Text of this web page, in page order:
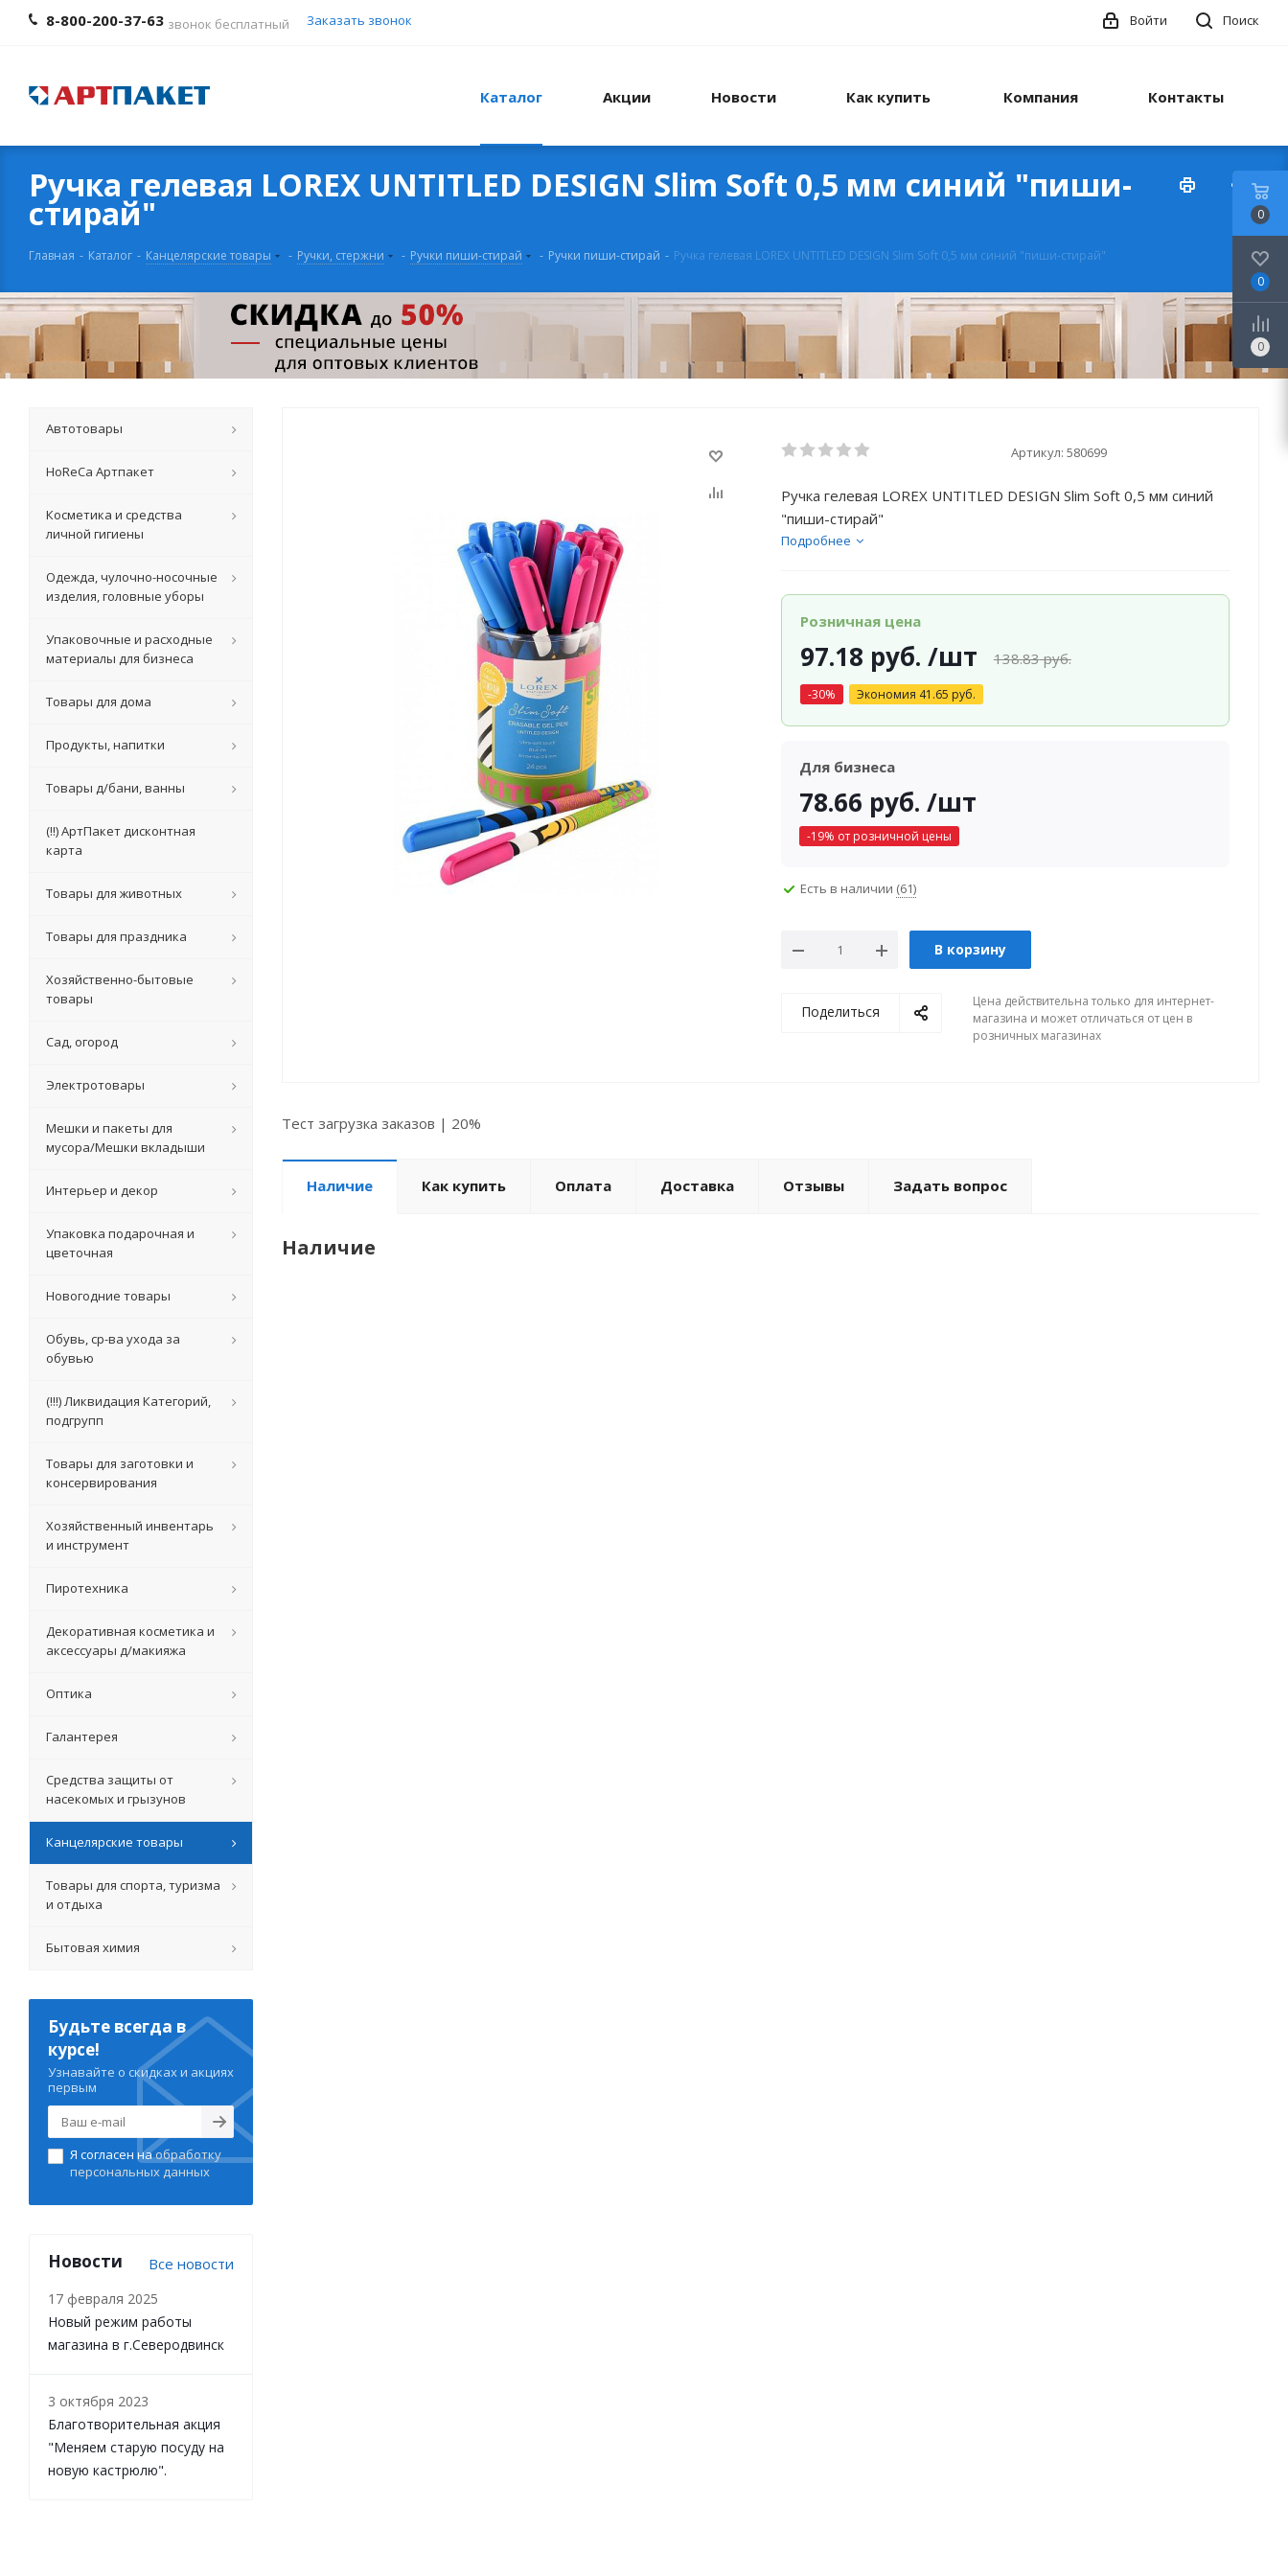
8-800-200-37-63 звонок бесплатный Заказать звонок Поиск
Войти
Каталог Акции Новости Как купить Компания Контакты
Ручка гелевая LOREX UNTITLED DESIGN Slim Soft 0,5 мм синий "пиши-
стирай"
Главная - Каталог - Канцелярские товары - Ручки, стержни - Ручки пиши-стирай - Ручки пиши-стирай - Ручка гелевая LOREX UNTITLED DESIGN Slim Soft 0,5 мм синий "пиши-стирай"
Артикул: 580699
Ручка гелевая LOREX UNTITLED DESIGN Slim Soft 0,5 мм синий
"пиши-стирай"
Подробнее
Розничная цена
97.18 руб. /шт 138.83руб.
-30% Экономия 41.65 руб.
Для бизнеса
78.66 руб. /шт
-19% от розничной цены
Есть в наличии (61)
В корзину
Поделиться
Цена действительна только для интернет-
магазина и может отличаться от цен в
розничных магазинах
Тест загрузка заказов | 20%
Наличие Как купить Оплата Доставка Отзывы Задать вопрос
Наличие
Автотовары
HoReCa Артпакет
Косметика и средства
личной гигиены
Одежда, чулочно-носочные
изделия, головные уборы
Упаковочные и расходные
материалы для бизнеса
Товары для дома
Продукты, напитки
Товары д/бани, ванны
(!!) АртПакет дисконтная
карта
Товары для животных
Товары для праздника
Хозяйственно-бытовые
товары
Сад, огород
Электротовары
Мешки и пакеты для
мусора/Мешки вкладыши
Интерьер и декор
Упаковка подарочная и
цветочная
Новогодние товары
Обувь, ср-ва ухода за
обувью
(!!!) Ликвидация Категорий,
подгрупп
Товары для заготовки и
консервирования
Хозяйственный инвентарь
и инструмент
Пиротехника
Декоративная косметика и
аксессуары д/макияжа
Оптика
Галантерея
Средства защиты от
насекомых и грызунов
Канцелярские товары
Товары для спорта, туризма
и отдыха
Бытовая химия
Будьте всегда в
курсе!
Узнавайте о скидках и акциях
первым
Я согласен наобработку
персональных данных
Новости Все новости
17 февраля 2025
Новый режим работы
магазина в г.Северодвинск
3 октября 2023
Благотворительная акция
"Меняем старую посуду на
новую кастрюлю".
0
0
0